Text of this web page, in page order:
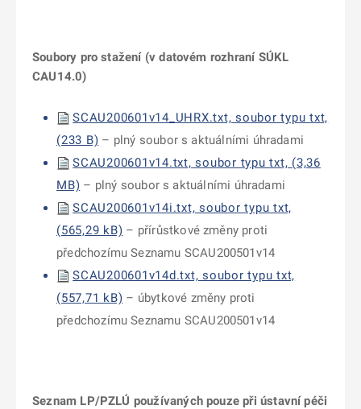
Soubory pro stažení (v datovém rozhraní SÚKL
CAU14.0)
SCAU200601v14_UHRX.txt, soubor typu txt,
(233 B) – plný soubor s aktuálními úhradami
SCAU200601v14.txt, soubor typu txt, (3,36
MB) – plný soubor s aktuálními úhradami
SCAU200601v14i.txt, soubor typu txt,
(565,29 kB) – přírůstkové změny proti
předchozímu Seznamu SCAU200501v14
SCAU200601v14d.txt, soubor typu txt,
(557,71 kB) – úbytkové změny proti
předchozímu Seznamu SCAU200501v14
Seznam LP/PZLÚ používaných pouze při ústavní péči